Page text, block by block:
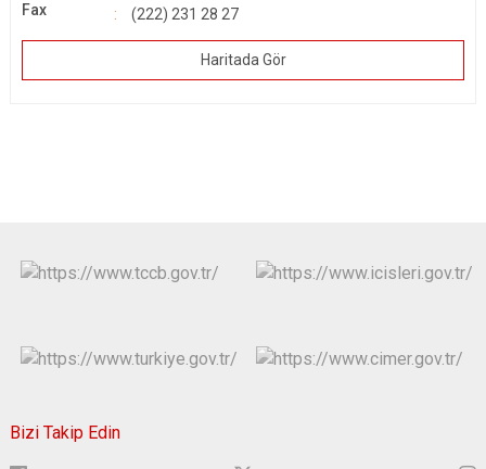
Fax
(222) 231 28 27
Haritada Gör
Bizi Takip Edin